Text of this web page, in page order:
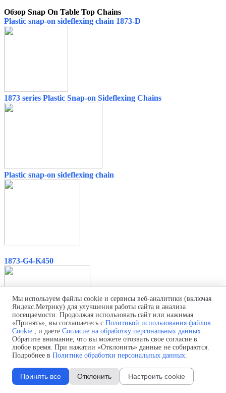
Обзор Snap On Table Top Chains
Plastic snap-on sideflexing chain 1873-D
1873 series Plastic Snap-on Sideflexing Chains
Plastic snap-on sideflexing chain
1873-G4-K450
1873 Plastic snap-on sideflexing chain with rubber and bearings
Мы используем файлы cookie и сервисы веб-аналитики (включая
Яндекс.Метрику) для улучшения работы сайта и анализа
посещаемости. Продолжая использовать сайт или нажимая
«Принять», вы соглашаетесь с Политикой использования файлов
Cookie , и даете Согласие на обработку персональных данных .
Обратите внимание, что вы можете отозвать свое согласие в
любое время. При нажатии «Отклонить» данные не собираются.
Подробнее в Политике обработки персональных данных.
Принять все Отклонить Настроить cookie